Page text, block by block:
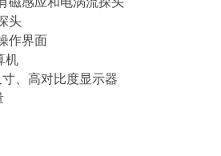
头
作界面
机
、高对比度显示器